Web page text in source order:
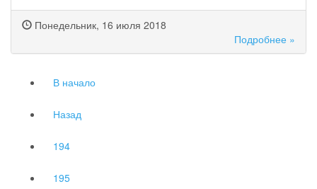
Понедельник, 16 июля 2018
Подробнее »
В начало
Назад
194
195